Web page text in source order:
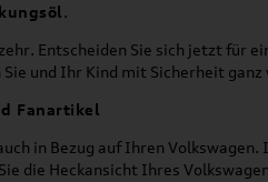
.
Entscheiden Sie sich jetzt für
Sie und Ihr Kind mit Sicherheit ganz
Fanartikel
in Bezug auf Ihren
die Heckansicht Ihres